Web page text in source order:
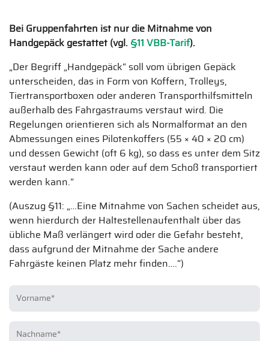
Bei Gruppenfahrten ist nur die Mitnahme von
Handgepäck gestattet (vgl. §11 VBB-Tarif).
„Der Begriff „Handgepäck“ soll vom übrigen Gepäck
unterscheiden, das in Form von Koffern, Trolleys,
Tiertransportboxen oder anderen Transporthilfsmitteln
außerhalb des Fahrgastraums verstaut wird. Die
Regelungen orientieren sich als Normalformat an den
Abmessungen eines Pilotenkoffers (55 × 40 × 20 cm)
und dessen Gewicht (oft 6 kg), so dass es unter dem Sitz
verstaut werden kann oder auf dem Schoß transportiert
werden kann.“
(Auszug §11: „…Eine Mitnahme von Sachen scheidet aus,
wenn hierdurch der Haltestellenaufenthalt über das
übliche Maß verlängert wird oder die Gefahr besteht,
dass aufgrund der Mitnahme der Sache andere
Fahrgäste keinen Platz mehr finden….“)